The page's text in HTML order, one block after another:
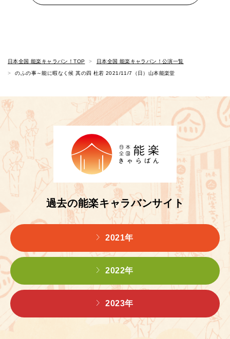
日本全国 能楽キャラバン！TOP 日本全国 能楽キャラバン！公演一覧
のふの事～能に暇なく候 其の四 杜若 2021/11/7（日）山本能楽堂
過去の能楽キャラバンサイト
2021年
2022年
2023年